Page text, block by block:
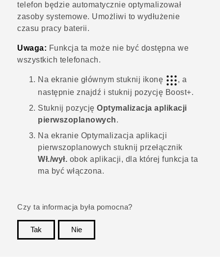
telefon będzie automatycznie optymalizował
zasoby systemowe. Umożliwi to wydłużenie
czasu pracy baterii.
Uwaga: Funkcja ta może nie być dostępna we
wszystkich telefonach.
Na ekranie głównym stuknij ikonę
, a
następnie znajdź i stuknij pozycję Boost+.
Stuknij pozycję Optymalizacja aplikacji
pierwszoplanowych.
Na ekranie Optymalizacja aplikacji
pierwszoplanowych stuknij przełącznik
Wł./wył. obok aplikacji, dla której funkcja ta
ma być włączona.
Czy ta informacja była pomocna?
Tak
Nie